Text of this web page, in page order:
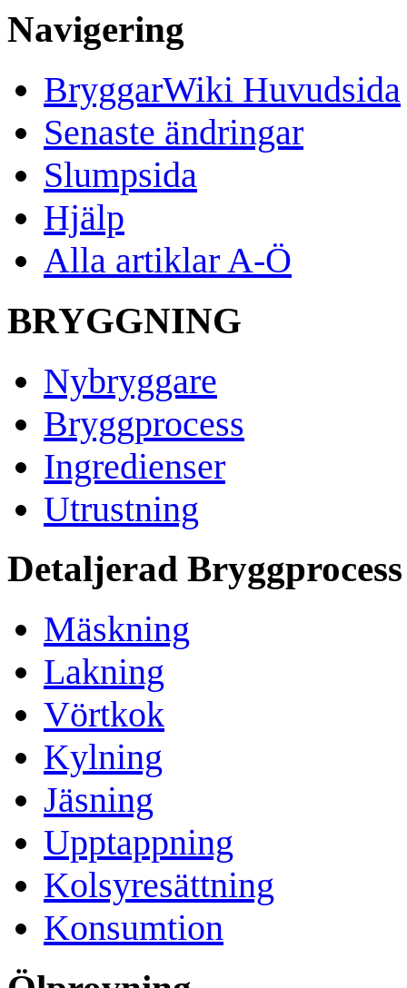
Navigering
BryggarWiki Huvudsida
Senaste ändringar
Slumpsida
Hjälp
Alla artiklar A-Ö
BRYGGNING
Nybryggare
Bryggprocess
Ingredienser
Utrustning
Detaljerad Bryggprocess
Mäskning
Lakning
Vörtkok
Kylning
Jäsning
Upptappning
Kolsyresättning
Konsumtion